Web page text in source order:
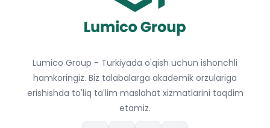
Lumico Group - Turkiyada o'qish uchun ishonchli
hamkoringiz. Biz talabalarga akademik orzulariga
erishishda to'liq ta'lim maslahat xizmatlarini taqdim
etamiz.